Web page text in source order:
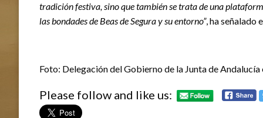
tradición festiva, sino que también se trata de una
las bondades de Beas de Segura y su entorno”, ha señalado
Foto: Delegación del Gobierno de la Junta de Andalucía
Please follow and like us: